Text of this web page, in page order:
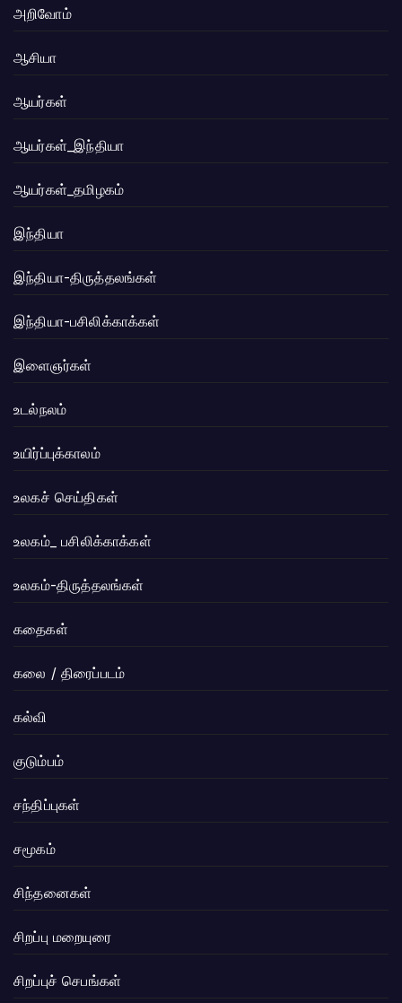
அறிவோம்
ஆசியா
ஆயர்கள்
ஆயர்கள்_இந்தியா
ஆயர்கள்_தமிழகம்
இந்தியா
இந்தியா-திருத்தலங்கள்
இந்தியா-பசிலிக்காக்கள்
இளைஞர்கள்
உடல்நலம்
உயிர்ப்புக்காலம்
உலகச் செய்திகள்
உலகம்_ பசிலிக்காக்கள்
உலகம்-திருத்தலங்கள்
கதைகள்
கலை / திரைப்படம்
கல்வி
குடும்பம்
சந்திப்புகள்
சமூகம்
சிந்தனைகள்
சிறப்பு மறையுரை
சிறப்புச் செபங்கள்